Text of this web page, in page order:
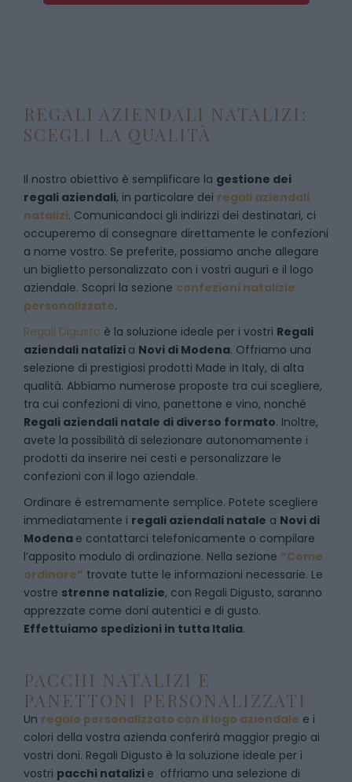
REGALI AZIENDALI NATALIZI:
SCEGLI LA QUALITÀ
Il nostro obiettivo è semplificare la gestione dei
regali aziendali, in particolare dei regali aziendali
natalizi. Comunicandoci gli indirizzi dei destinatari, ci
occuperemo di consegnare direttamente le confezioni
a nome vostro. Se preferite, possiamo anche allegare
un biglietto personalizzato con i vostri auguri e il logo
aziendale. Scopri la sezione confezioni natalizie
personalizzate.
Regali Digusto è la soluzione ideale per i vostri Regali
aziendali natalizi a Novi di Modena. Offriamo una
selezione di prestigiosi prodotti Made in Italy, di alta
qualità. Abbiamo numerose proposte tra cui scegliere,
tra cui confezioni di vino, panettone e vino, nonché
Regali aziendali natale di diverso formato. Inoltre,
avete la possibilità di selezionare autonomamente i
prodotti da inserire nei cesti e personalizzare le
confezioni con il logo aziendale.
Ordinare è estremamente semplice. Potete scegliere
immediatamente i regali aziendali natale a Novi di
Modena e contattarci telefonicamente o compilare
l’apposito modulo di ordinazione. Nella sezione “Come
ordinare” trovate tutte le informazioni necessarie. Le
vostre strenne natalizie, con Regali Digusto, saranno
apprezzate come doni autentici e di gusto.
Effettuiamo spedizioni in tutta Italia.
PACCHI NATALIZI E
PANETTONI PERSONALIZZATI
Un regalo personalizzato con il logo aziendale e i
colori della vostra azienda conferirà maggior pregio ai
vostri doni. Regali Digusto è la soluzione ideale per i
vostri pacchi natalizi e offriamo una selezione di